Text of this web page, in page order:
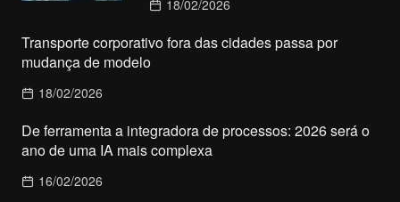
18/02/2026
Transporte corporativo fora das cidades passa por
mudança de modelo
18/02/2026
De ferramenta a integradora de processos: 2026 será o
ano de uma IA mais complexa
16/02/2026